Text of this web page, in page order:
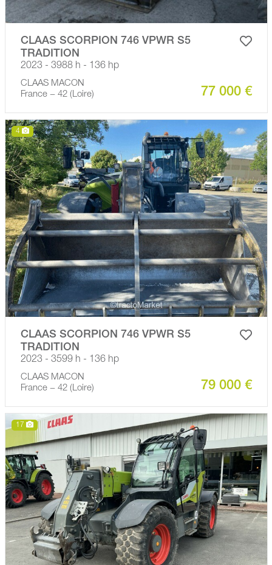
CLAAS SCORPION 746 VPWR S5
TRADITION
2023 - 3988 h - 136 hp
CLAAS MACON
France − 42 (Loire)
77 000 €
4
CLAAS SCORPION 746 VPWR S5
TRADITION
2023 - 3599 h - 136 hp
CLAAS MACON
France − 42 (Loire)
79 000 €
17